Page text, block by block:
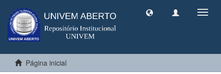
Página inicial